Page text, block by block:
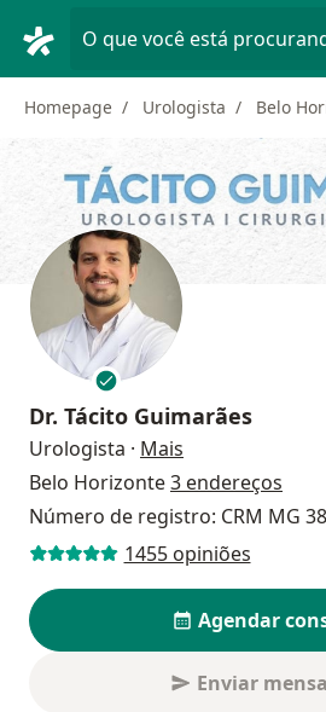
O que você está
Homepage Urologista Belo
Dr. Tácito Guimarães
Urologista · Mais
Belo Horizonte3 endereços
Número de registro: CRM MG
1455 opiniões
Agendar
Enviar